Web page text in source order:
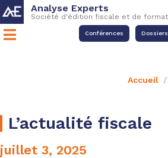
Analyse Experts
Société d'édition fiscale et de
Conférences
Accueil
L’actualité fiscale
juillet 3, 2025